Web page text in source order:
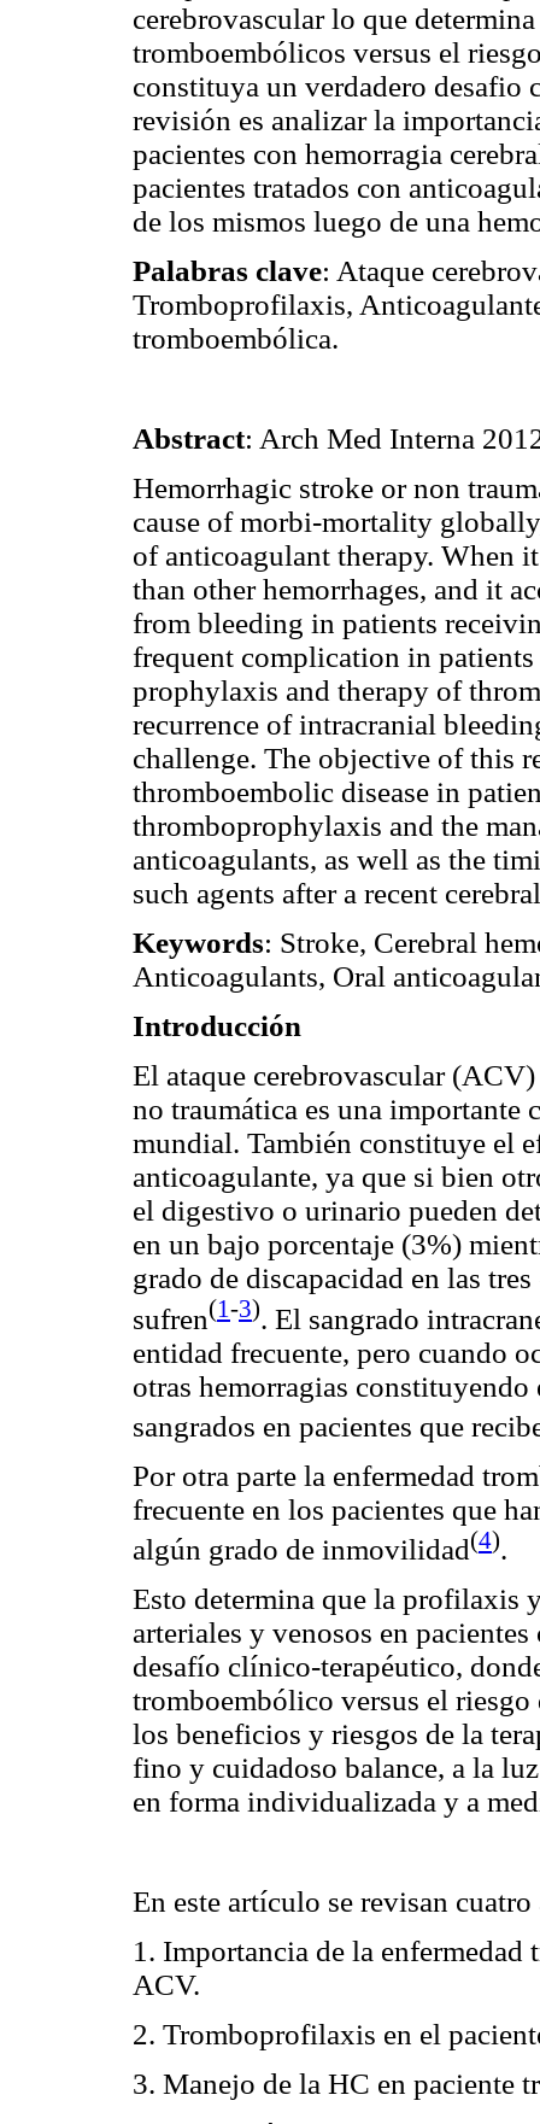
cerebrovascular lo que
tromboembólicos versus el
constituya un verdadero
revisión es analizar la
pacientes con hemorragia
pacientes tratados con
de los mismos luego de una
Palabras clave: Ataque
Tromboprofilaxis,
tromboembólica.
Abstract: Arch Med Interna
Hemorrhagic stroke or non
cause of morbi-mortality
of anticoagulant therapy. When
than other hemorrhages, and it
from bleeding in patients
frequent complication in
prophylaxis and therapy of
recurrence of intracranial
challenge. The objective of this
thromboembolic disease in
thromboprophylaxis and the
anticoagulants, as well as the
such agents after a recent
Keywords: Stroke, Cerebral
Anticoagulants, Oral
Introducción
El ataque cerebrovascular
no traumática es una
mundial. También constituye el
anticoagulante, ya que si bien
el digestivo o urinario pueden
en un bajo porcentaje (3%)
grado de discapacidad en las
sufren(1-3). El sangrado
entidad frecuente, pero cuando
otras hemorragias
sangrados en pacientes que
Por otra parte la enfermedad
frecuente en los pacientes que
algún grado de inmovilidad(4).
Esto determina que la profilaxis
arteriales y venosos en
desafío clínico-terapéutico,
tromboembólico versus el
los beneficios y riesgos de la
fino y cuidadoso balance, a la
en forma individualizada y a
En este artículo se revisan cuatro
1. Importancia de la
ACV.
2. Tromboprofilaxis en el
3. Manejo de la HC en paciente